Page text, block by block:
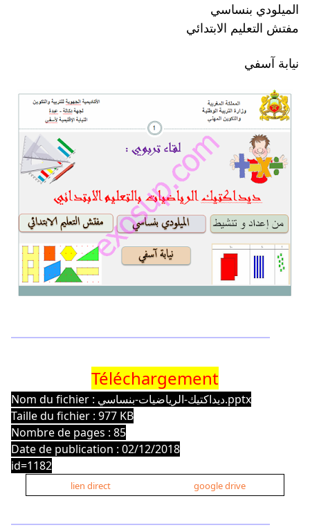
الميلودي بنساسي
مفتش التعليم الابتدائي
نيابة آسفي
Téléchargement
Nom du fichier : ديداكتيك-الرياضيات-بنساسي.pptx
Taille du fichier : 977 KB
Nombre de pages : 85
Date de publication : 02/12/2018
id=1182
lien direct google drive